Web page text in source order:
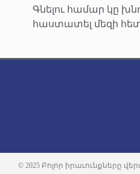
Գնելու համար կը
հաստատել մեզի
© 2025 Բոլոր իրաւունքները